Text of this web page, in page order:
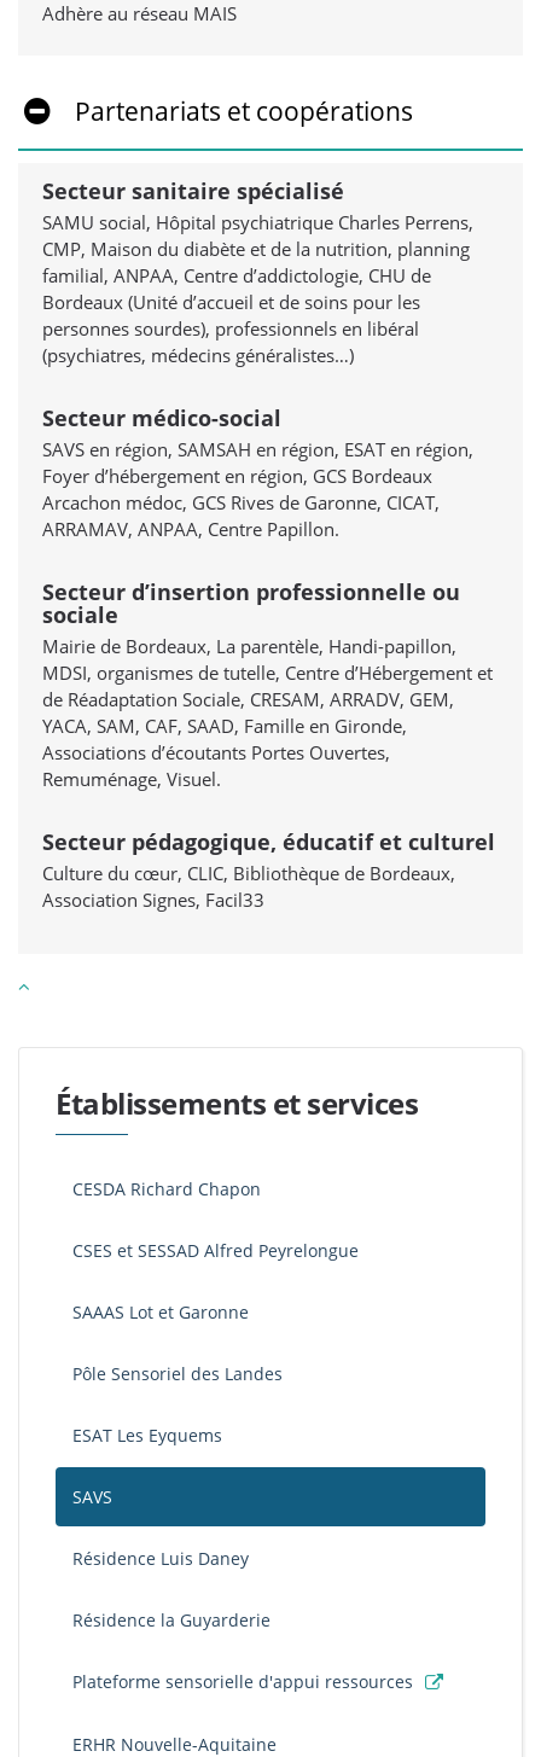
Adhère au réseau MAIS
Partenariats et coopérations
Secteur sanitaire spécialisé
SAMU social, Hôpital psychiatrique Charles Perrens,
CMP, Maison du diabète et de la nutrition, planning
familial, ANPAA, Centre d’addictologie, CHU de
Bordeaux (Unité d’accueil et de soins pour les
personnes sourdes), professionnels en libéral
(psychiatres, médecins généralistes…)
Secteur médico-social
SAVS en région, SAMSAH en région, ESAT en région,
Foyer d’hébergement en région, GCS Bordeaux
Arcachon médoc, GCS Rives de Garonne, CICAT,
ARRAMAV, ANPAA, Centre Papillon.
Secteur d’insertion professionnelle ou
sociale
Mairie de Bordeaux, La parentèle, Handi-papillon,
MDSI, organismes de tutelle, Centre d’Hébergement et
de Réadaptation Sociale, CRESAM, ARRADV, GEM,
YACA, SAM, CAF, SAAD, Famille en Gironde,
Associations d’écoutants Portes Ouvertes,
Remuménage, Visuel.
Secteur pédagogique, éducatif et culturel
Culture du cœur, CLIC, Bibliothèque de Bordeaux,
Association Signes, Facil33
Établissements et services
CESDA Richard Chapon
CSES et SESSAD Alfred Peyrelongue
SAAAS Lot et Garonne
Pôle Sensoriel des Landes
ESAT Les Eyquems
SAVS
Résidence Luis Daney
Résidence la Guyarderie
Plateforme sensorielle d'appui ressources
ERHR Nouvelle-Aquitaine